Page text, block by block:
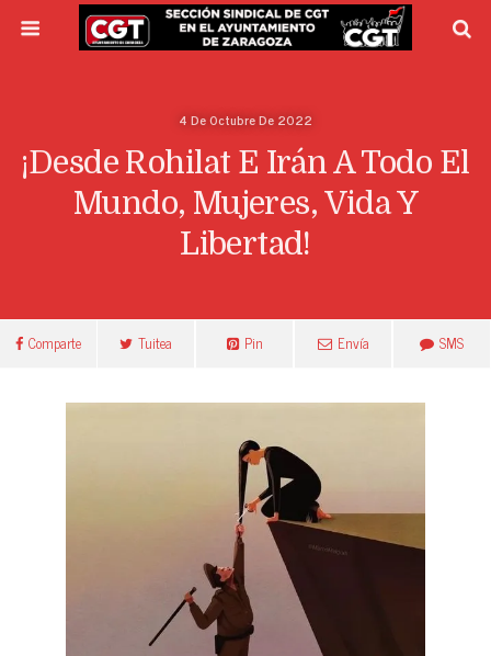
4 De Octubre De 2022
¡Desde Rohilat E Irán A Todo El
Mundo, Mujeres, Vida Y
Libertad!
Comparte Tuitea Pin Envía SMS